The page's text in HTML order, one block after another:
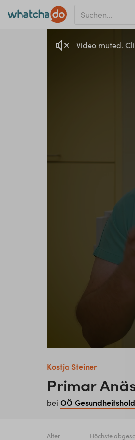
Video muted.
Kostja Steiner
Primar
bei OÖ
Alter Höchste